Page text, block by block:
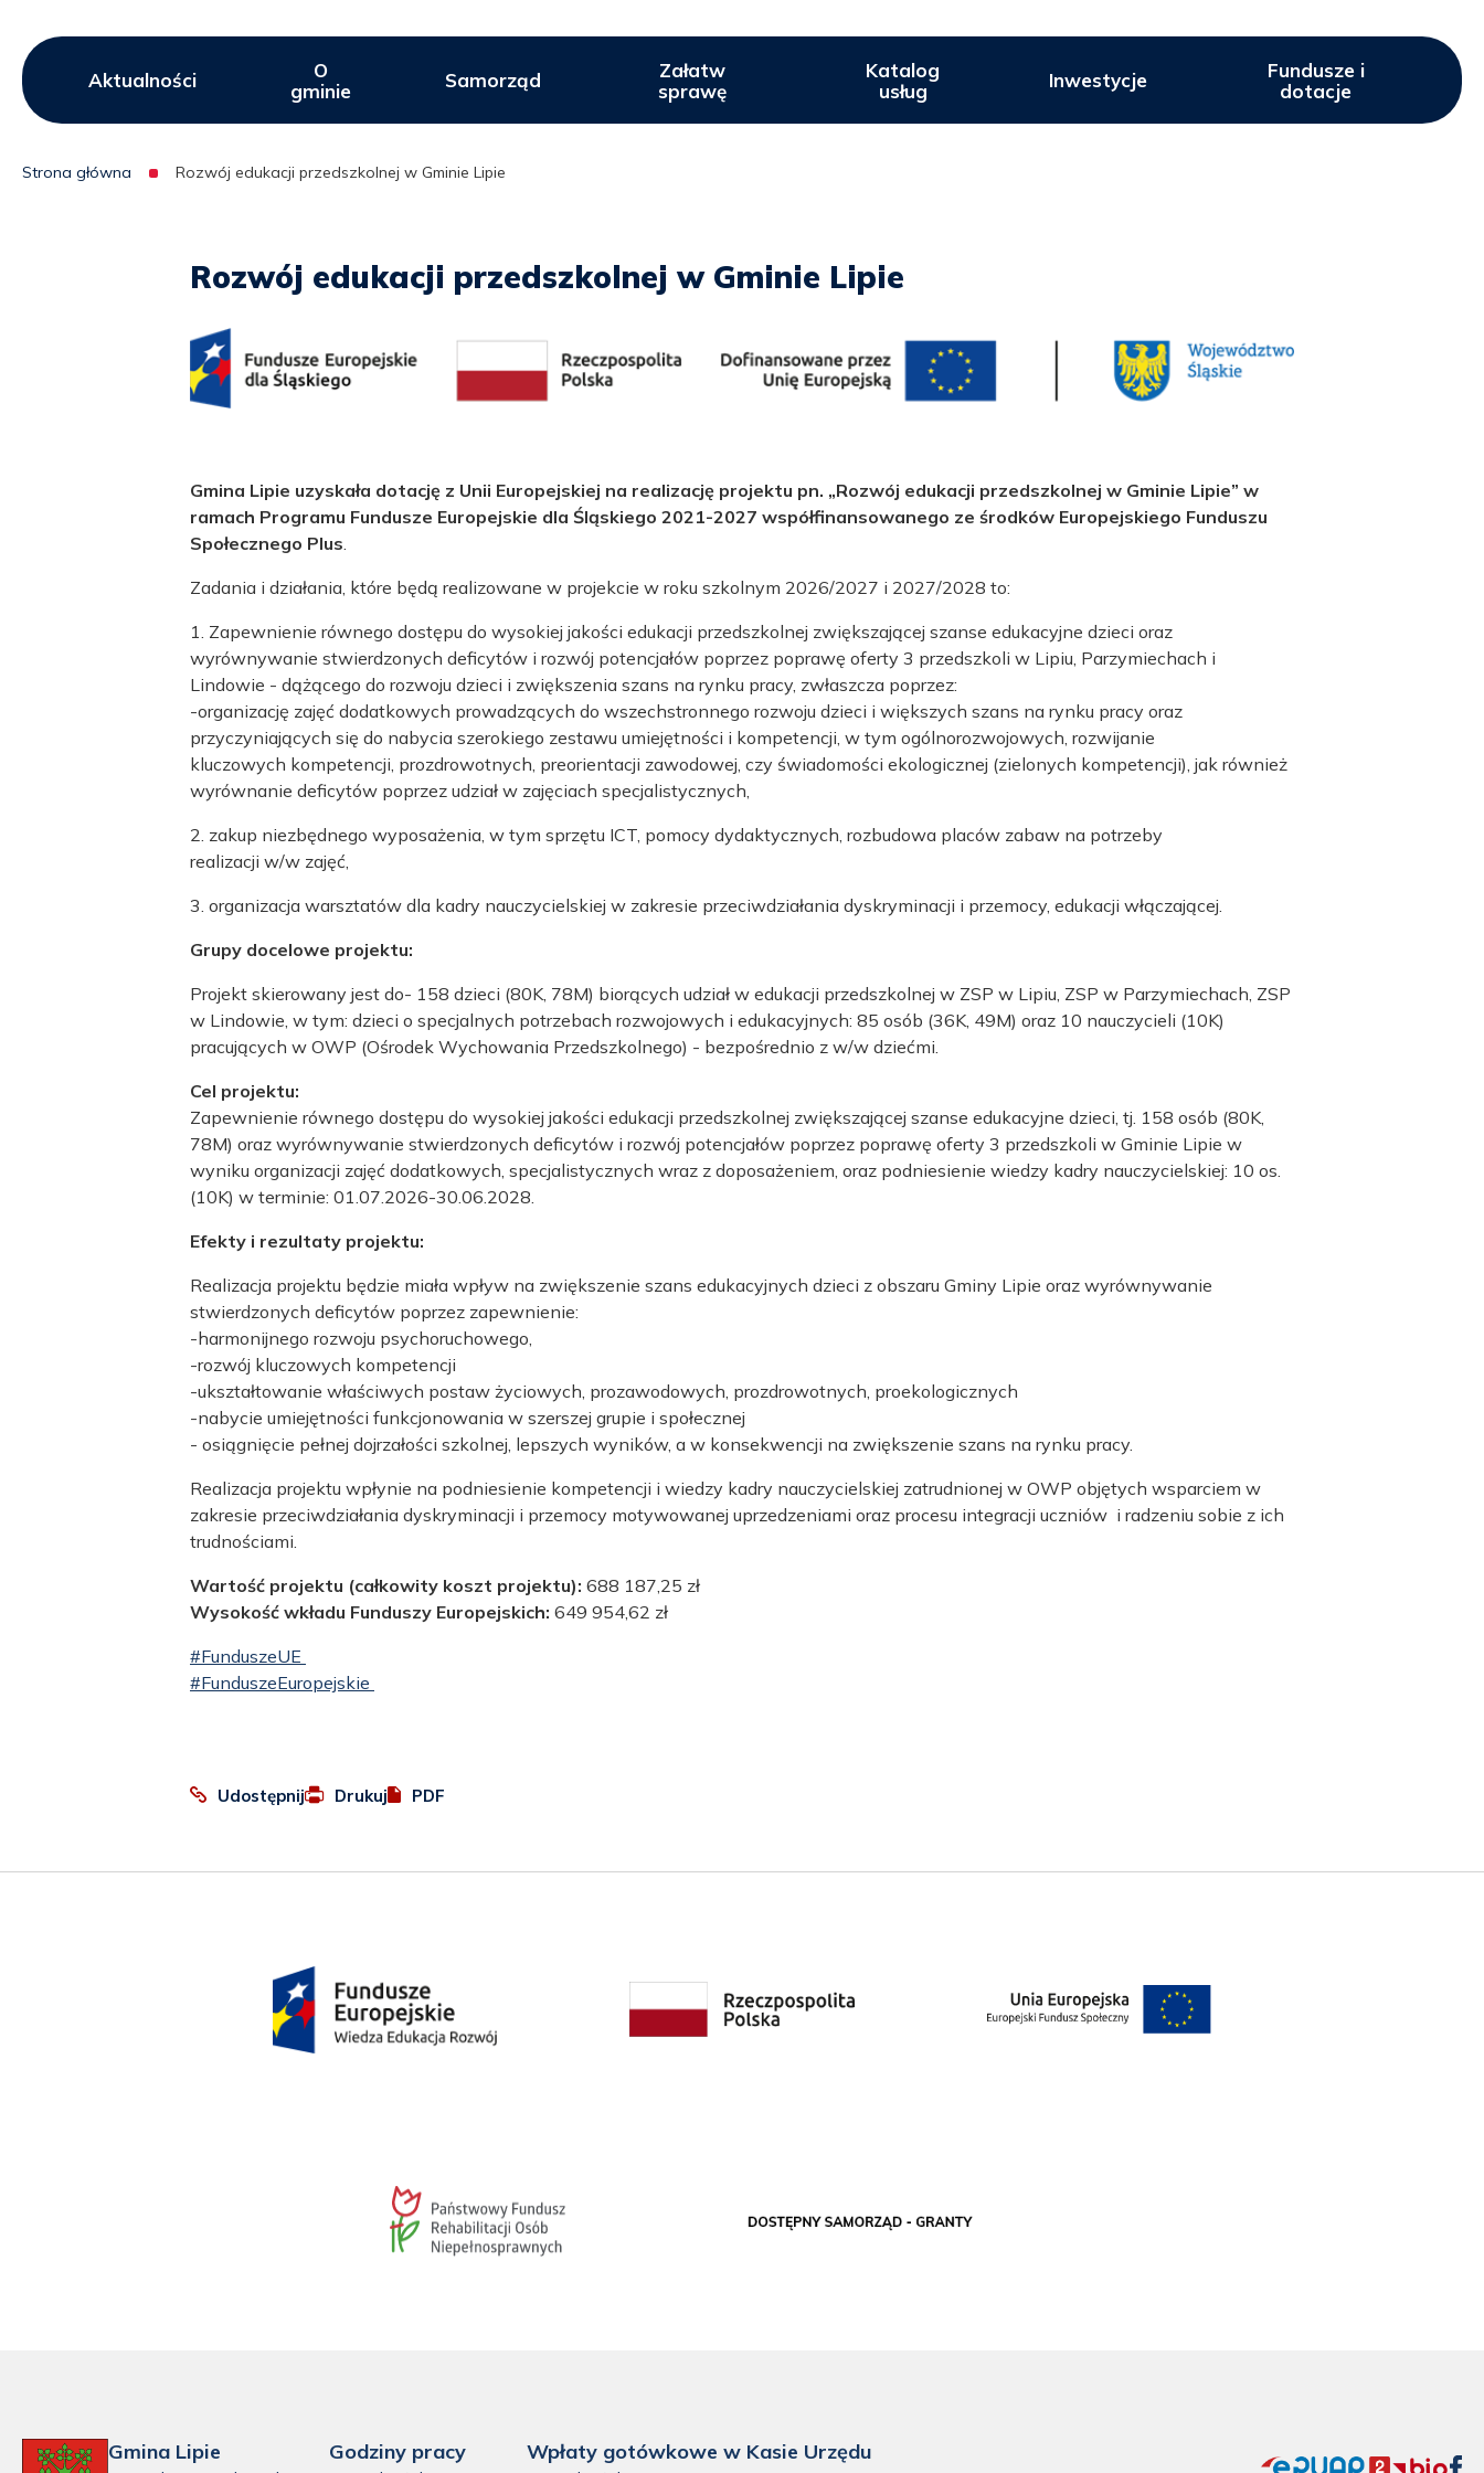
Menu
serwisu
Aktualności
O
gminie
Samorząd
Załatw
sprawę
Katalog
usług
Inwestycje
Fundusze i
dotacje
Strona główna Rozwój edukacji przedszkolnej w Gminie Lipie
Rozwój edukacji przedszkolnej w Gminie Lipie
Gmina Lipie uzyskała dotację z Unii Europejskiej na realizację projektu pn. „Rozwój edukacji przedszkolnej w Gminie Lipie” w
ramach Programu Fundusze Europejskie dla Śląskiego 2021-2027 współfinansowanego ze środków Europejskiego Funduszu
Społecznego Plus
Zadania i działania, które będą realizowane w projekcie w roku szkolnym 2026/2027 i 2027/2028 to:
1. Zapewnienie równego dostępu do wysokiej jakości edukacji przedszkolnej zwiększającej szanse edukacyjne dzieci oraz
wyrównywanie stwierdzonych deficytów i rozwój potencjałów poprzez poprawę oferty 3 przedszkoli w Lipiu, Parzymiechach i
Lindowie - dążącego do rozwoju dzieci i zwiększenia szans na rynku pracy, zwłaszcza poprzez:
-organizację zajęć dodatkowych prowadzących do wszechstronnego rozwoju dzieci i większych szans na rynku pracy oraz
przyczyniających się do nabycia szerokiego zestawu umiejętności i kompetencji, w tym ogólnorozwojowych, rozwijanie
kluczowych kompetencji, prozdrowotnych, preorientacji zawodowej, czy świadomości ekologicznej (zielonych kompetencji), jak również
wyrównanie deficytów poprzez udział w zajęciach specjalistycznych,
2. zakup niezbędnego wyposażenia, w tym sprzętu ICT, pomocy dydaktycznych, rozbudowa placów zabaw na potrzeby
realizacji w/w zajęć,
3. organizacja warsztatów dla kadry nauczycielskiej w zakresie przeciwdziałania dyskryminacji i przemocy, edukacji włączającej.
Grupy docelowe projektu:
Projekt skierowany jest do- 158 dzieci (80K, 78M) biorących udział w edukacji przedszkolnej w ZSP w Lipiu, ZSP w Parzymiechach, ZSP
w Lindowie, w tym: dzieci o specjalnych potrzebach rozwojowych i edukacyjnych: 85 osób (36K, 49M) oraz 10 nauczycieli (10K)
pracujących w OWP (Ośrodek Wychowania Przedszkolnego) - bezpośrednio z w/w dziećmi.
Cel projektu:
Zapewnienie równego dostępu do wysokiej jakości edukacji przedszkolnej zwiększającej szanse edukacyjne dzieci, tj. 158 osób (80K,
78M) oraz wyrównywanie stwierdzonych deficytów i rozwój potencjałów poprzez poprawę oferty 3 przedszkoli w Gminie Lipie w
wyniku organizacji zajęć dodatkowych, specjalistycznych wraz z doposażeniem, oraz podniesienie wiedzy kadry nauczycielskiej: 10 os.
(10K) w terminie: 01.07.2026-30.06.2028.
Efekty i rezultaty projektu:
Realizacja projektu będzie miała wpływ na zwiększenie szans edukacyjnych dzieci z obszaru Gminy Lipie oraz wyrównywanie
stwierdzonych deficytów poprzez zapewnienie:
-harmonijnego rozwoju psychoruchowego,
-rozwój kluczowych kompetencji
-ukształtowanie właściwych postaw życiowych, prozawodowych, prozdrowotnych, proekologicznych
-nabycie umiejętności funkcjonowania w szerszej grupie i społecznej
- osiągnięcie pełnej dojrzałości szkolnej, lepszych wyników, a w konsekwencji na zwiększenie szans na rynku pracy.
Realizacja projektu wpłynie na podniesienie kompetencji i wiedzy kadry nauczycielskiej zatrudnionej w OWP objętych wsparciem w
zakresie przeciwdziałania dyskryminacji i przemocy motywowanej uprzedzeniami oraz procesu integracji uczniów i radzeniu sobie z ich
trudnościami.
Wartość projektu (całkowity koszt projektu): 688 187,25 zł
Wysokość wkładu Funduszy Europejskich: 649 954,62 zł
#FunduszeUE
#FunduszeEuropejskie
Udostępnij:
DrukujOtworzy
karcie
PDF
Gmina Lipie Godziny pracy Wpłaty gotówkowe w Kasie Urzędu